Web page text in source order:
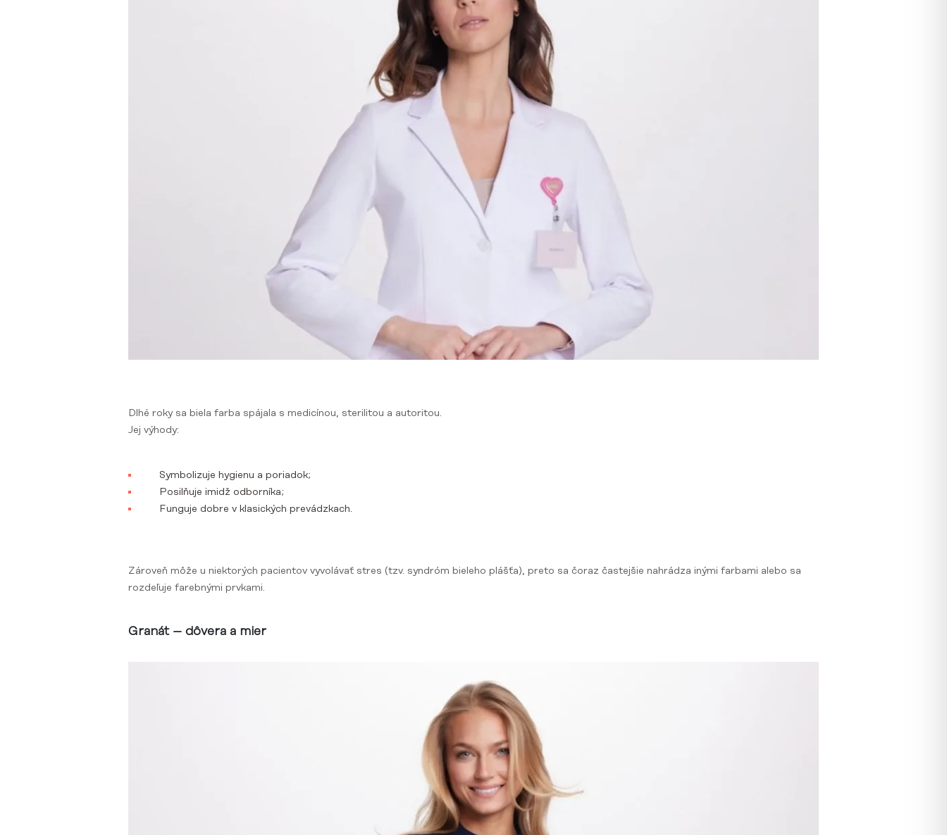
Dlhé roky sa biela farba spájala s medicínou, sterilitou a autoritou.
Jej výhody:
Symbolizuje hygienu a poriadok;
Posilňuje imidž odborníka;
Funguje dobre v klasických prevádzkach.
Zároveň môže u niektorých pacientov vyvolávať stres (tzv. syndróm bieleho plášťa), preto sa čoraz častejšie nahrádza inými farbami alebo sa
rozdeľuje farebnými prvkami.
Granát – dôvera a mier